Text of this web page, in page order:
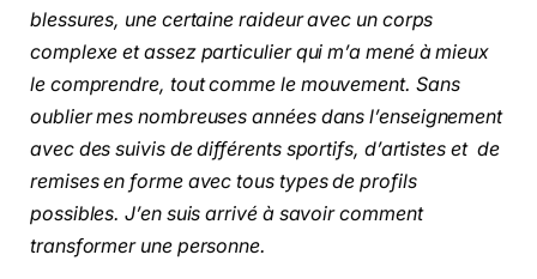
blessures, une certaine raideur avec un corps
complexe et assez particulier qui m’a mené à mieux
le comprendre, tout comme le mouvement. Sans
oublier mes nombreuses années dans l’enseignement
avec des suivis de différents sportifs, d’artistes et de
remises en forme avec tous types de profils
possibles. J’en suis arrivé à savoir comment
transformer une personne.